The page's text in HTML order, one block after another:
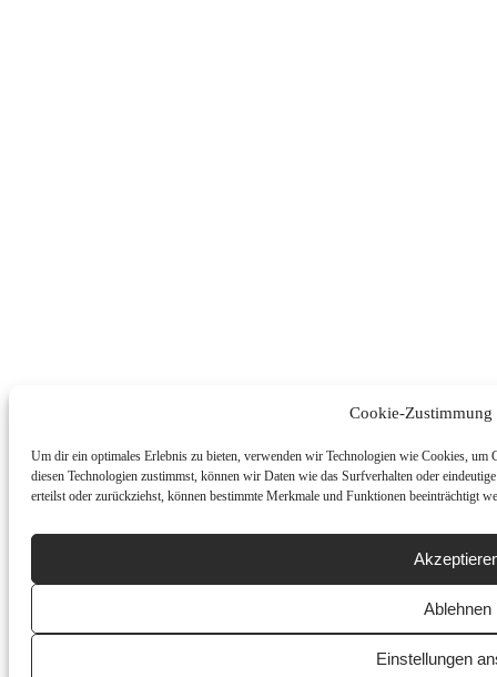
Cookie-Zustimmung
Um dir ein optimales Erlebnis zu bieten, verwenden wir Technologien wie Cookies, um
diesen Technologien zustimmst, können wir Daten wie das Surfverhalten oder
erteilst oder zurückziehst, können bestimmte Merkmale und Funktionen beeinträchtigt
Ablehnen
Einstellungen